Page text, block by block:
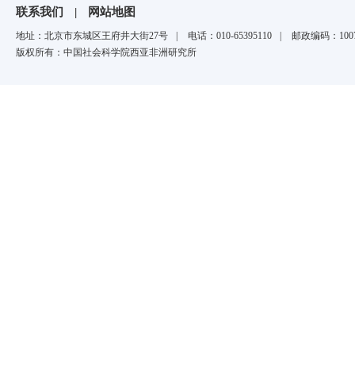
联系我们 | 网站地图
地址：北京市东城区王府井大街27号 电话：010-65395110
邮政编码：
版权所有：中国社会科学院西亚非洲研究所